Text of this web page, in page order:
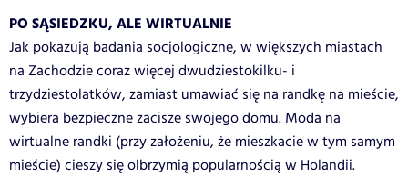
PO SĄSIEDZKU, ALE WIRTUALNIE
Jak pokazują badania socjologiczne, w większych miastach
na Zachodzie coraz więcej dwudziestokilku- i
trzydziestolatków, zamiast umawiać się na randkę na mieście,
wybiera bezpieczne zacisze swojego domu. Moda na
wirtualne randki (przy założeniu, że mieszkacie w tym samym
mieście) cieszy się olbrzymią popularnością w Holandii.